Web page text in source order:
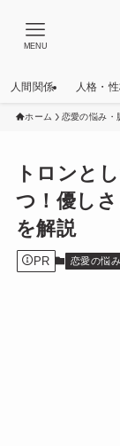
MENU
人間関係 人格・
ホーム 恋愛の悩み・
トロンと
つ！優し
を解説
PR 恋愛の悩